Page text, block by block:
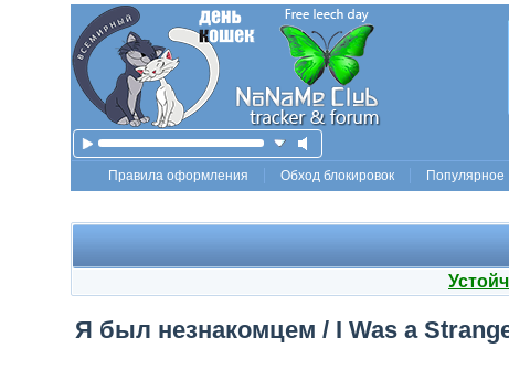
Правила оформления Обход блокировок Популярное
Я был незнакомцем / I Was a